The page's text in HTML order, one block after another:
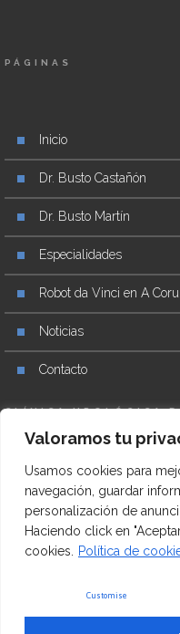
Valoramos tu
Usamos cookies para
navegación, guardar
personalización de
Haciendo click en
cookies.
Política de
Customise
PÁGINAS
Inicio
Dr. Busto Castañón
Dr. Busto Martín
Especialidades
Robot da Vinci en A
Noticias
Contacto
CLÍNICA UROLÓGICA
+34 981 27 17 76
Praza Mestre Mateo, 8,
urologiabusto.com